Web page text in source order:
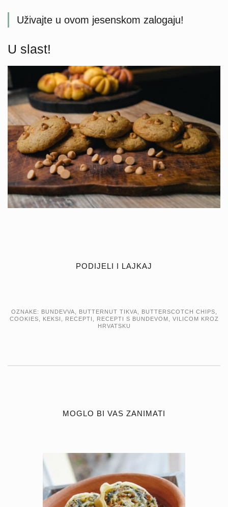
Uživajte u ovom jesenskom zalogaju!
U slast!
PODIJELI I LAJKAJ
OZNAKE: BUNDEVVA BUTTERNUT TIKVA BUTTERSCOTCH CHIPS
COOKIES
KEKSI RECEPTI RECEPTI S BUNDEVOM
VILICOM KROZ
HRVATSKU
MOGLO BI VAS ZANIMATI